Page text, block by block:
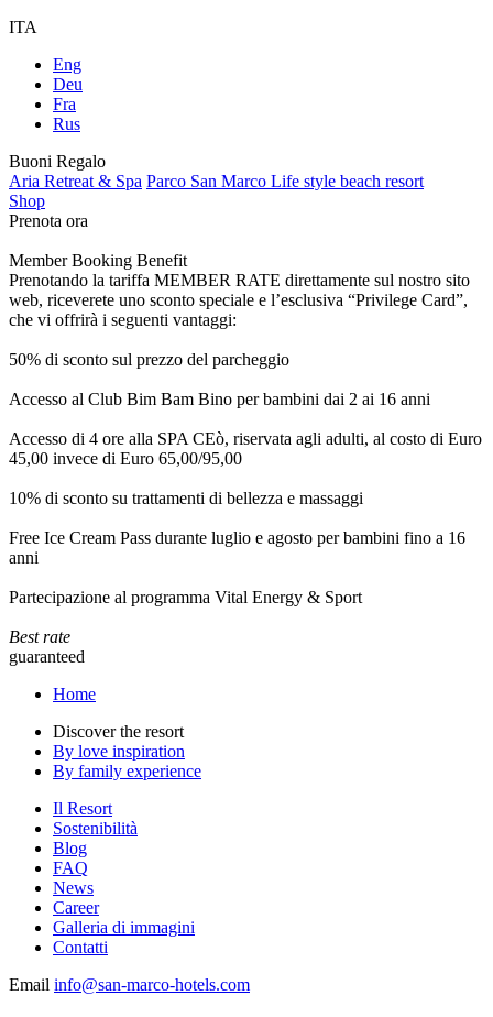
ITA
Eng
Deu
Fra
Rus
Buoni Regalo
Aria Retreat & Spa Parco San Marco Life style beach resort
Shop
Prenota ora
Member Booking Benefit
Prenotando la tariffa MEMBER RATE direttamente sul nostro sito
web, riceverete uno sconto speciale e l’esclusiva “Privilege Card”,
che vi offrirà i seguenti vantaggi:
50% di sconto sul prezzo del parcheggio
Accesso al Club Bim Bam Bino per bambini dai 2 ai 16 anni
Accesso di 4 ore alla SPA CEò, riservata agli adulti, al costo di Euro
45,00 invece di Euro 65,00/95,00
10% di sconto su trattamenti di bellezza e massaggi
Free Ice Cream Pass durante luglio e agosto per bambini fino a 16
anni
Partecipazione al programma Vital Energy & Sport
Best rate
guaranteed
Home
Discover the resort
By love inspiration
By family experience
Il Resort
Sostenibilità
Blog
FAQ
News
Career
Galleria di immagini
Contatti
Email info@san-marco-hotels.com